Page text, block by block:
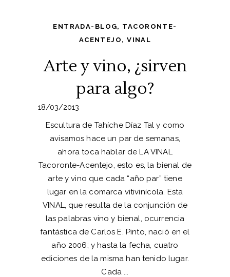
ENTRADA-BLOG, TACORONTE-
ACENTEJO ,VINAL
Arte y vino, ¿sirven
para algo?
18/03/2013
Escultura de Tahíche Díaz Tal y como
avisamos hace un par de semanas,
ahora toca hablar de LA VINAL
Tacoronte-Acentejo, esto es, la bienal de
arte y vino que cada “año par” tiene
lugar en la comarca vitivinícola. Esta
VINAL, que resulta de la conjunción de
las palabras vino y bienal, ocurrencia
fantástica de Carlos E. Pinto, nació en el
año 2006; y hasta la fecha, cuatro
ediciones de la misma han tenido lugar.
Cada